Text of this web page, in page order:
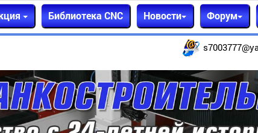
Библиотека CNC Новости Форум